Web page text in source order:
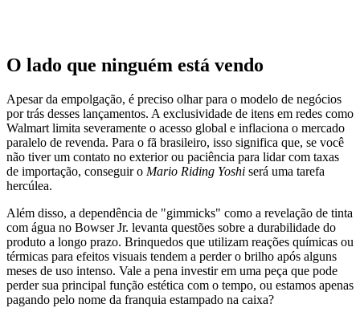
O lado que ninguém está vendo
Apesar da empolgação, é preciso olhar para o modelo de negócios
por trás desses lançamentos. A exclusividade de itens em redes como
Walmart limita severamente o acesso global e inflaciona o mercado
paralelo de revenda. Para o fã brasileiro, isso significa que, se você
não tiver um contato no exterior ou paciência para lidar com taxas
de importação, conseguir o Mario Riding Yoshi será uma tarefa
hercúlea.
Além disso, a dependência de "gimmicks" como a revelação de tinta
com água no Bowser Jr. levanta questões sobre a durabilidade do
produto a longo prazo. Brinquedos que utilizam reações químicas ou
térmicas para efeitos visuais tendem a perder o brilho após alguns
meses de uso intenso. Vale a pena investir em uma peça que pode
perder sua principal função estética com o tempo, ou estamos apenas
pagando pelo nome da franquia estampado na caixa?